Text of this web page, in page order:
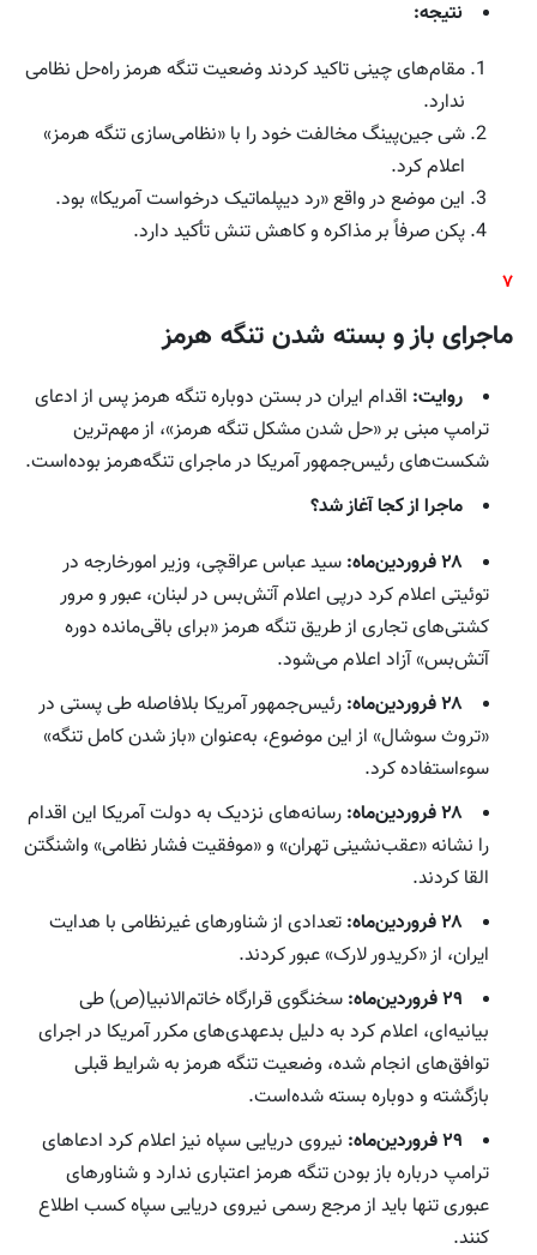
نتیجه:
مقام‌های چینی تاکید کردند وضعیت تنگه هرمز راه‌حل نظامی
ندارد.
شی جین‌پینگ مخالفت خود را با «نظامی‌سازی تنگه هرمز»
اعلام کرد.
این موضع در واقع «رد دیپلماتیک درخواست آمریکا» بود.
پکن صرفاً بر مذاکره و کاهش تنش تأکید دارد.
۷
ماجرای باز و بسته شدن تنگه هرمز
روایت: اقدام ایران در بستن دوباره تنگه هرمز پس از ادعای
ترامپ مبنی بر «حل شدن مشکل تنگه هرمز»، از مهم‌ترین
شکست‌های رئیس‌جمهور آمریکا در ماجرای تنگه‌هرمز بوده‌است.
ماجرا از کجا آغاز شد؟
۲۸ فروردین‌ماه:
سید عباس عراقچی، وزیر امورخارجه در
توئیتی اعلام کرد درپی اعلام آتش‌بس در لبنان، عبور و مرور
کشتی‌های تجاری از طریق تنگه هرمز «برای باقی‌مانده دوره
آتش‌بس» آزاد اعلام می‌شود.
۲۸ فروردین‌ماه:
رئیس‌جمهور آمریکا بلافاصله طی پستی در
«تروث سوشال» از این موضوع، به‌عنوان «باز شدن کامل تنگه»
سوءاستفاده کرد.
۲۸ فروردین‌ماه:
رسانه‌های نزدیک به دولت آمریکا این اقدام
را نشانه «عقب‌نشینی تهران» و «موفقیت فشار نظامی» واشنگتن
القا کردند.
۲۸ فروردین‌ماه:
تعدادی از شناورهای غیرنظامی با هدایت
ایران، از «کریدور لارک» عبور کردند.
۲۹ فروردین‌ماه:
سخنگوی قرارگاه خاتم‌الانبیا(ص) طی
بیانیه‌ای، اعلام کرد به دلیل بدعهدی‌های مکرر آمریکا در اجرای
توافق‌های انجام شده، وضعیت تنگه هرمز به شرایط قبلی
بازگشته و دوباره بسته شده‌است.
۲۹ فروردین‌ماه:
نیروی دریایی سپاه نیز اعلام کرد ادعاهای
ترامپ درباره باز بودن تنگه هرمز اعتباری ندارد و شناورهای
عبوری تنها باید از مرجع رسمی نیروی دریایی سپاه کسب اطلاع
کنند.